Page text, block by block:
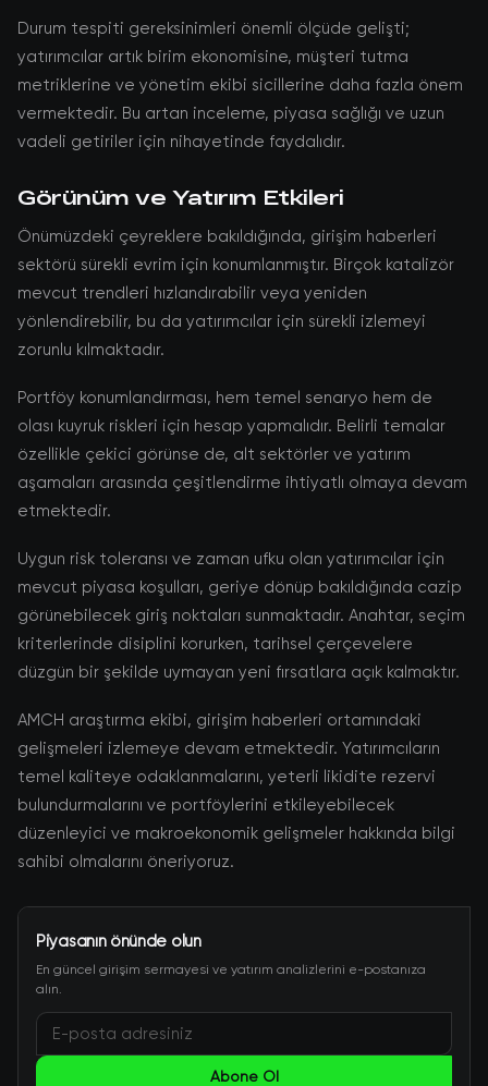
Durum tespiti gereksinimleri önemli ölçüde gelişti;
yatırımcılar artık birim ekonomisine, müşteri tutma
metriklerine ve yönetim ekibi sicillerine daha fazla önem
vermektedir. Bu artan inceleme, piyasa sağlığı ve uzun
vadeli getiriler için nihayetinde faydalıdır.
Görünüm ve Yatırım Etkileri
Önümüzdeki çeyreklere bakıldığında, girişim haberleri
sektörü sürekli evrim için konumlanmıştır. Birçok katalizör
mevcut trendleri hızlandırabilir veya yeniden
yönlendirebilir, bu da yatırımcılar için sürekli izlemeyi
zorunlu kılmaktadır.
Portföy konumlandırması, hem temel senaryo hem de
olası kuyruk riskleri için hesap yapmalıdır. Belirli temalar
özellikle çekici görünse de, alt sektörler ve yatırım
aşamaları arasında çeşitlendirme ihtiyatlı olmaya devam
etmektedir.
Uygun risk toleransı ve zaman ufku olan yatırımcılar için
mevcut piyasa koşulları, geriye dönüp bakıldığında cazip
görünebilecek giriş noktaları sunmaktadır. Anahtar, seçim
kriterlerinde disiplini korurken, tarihsel çerçevelere
düzgün bir şekilde uymayan yeni fırsatlara açık kalmaktır.
AMCH araştırma ekibi, girişim haberleri ortamındaki
gelişmeleri izlemeye devam etmektedir. Yatırımcıların
temel kaliteye odaklanmalarını, yeterli likidite rezervi
bulundurmalarını ve portföylerini etkileyebilecek
düzenleyici ve makroekonomik gelişmeler hakkında bilgi
sahibi olmalarını öneriyoruz.
Piyasanın önünde olun
En güncel girişim sermayesi ve yatırım analizlerini e-postanıza
alın.
Abone Ol